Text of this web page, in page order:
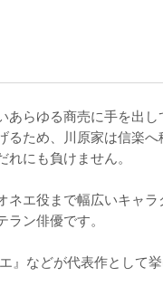
らゆる商売に手を出
ため、川原家は信楽へ
にも負けません。
エ役まで幅広いキャ
ン俳優です。
』などが代表作として